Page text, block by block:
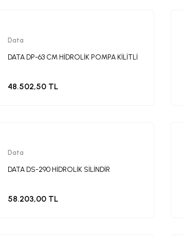
Data
DATA DP-63 CM HİDROLİK POMPA KİLİTLİ
48.502,50 TL
Data
DATA DS-290 HİDROLİK SİLİNDİR
58.203,00 TL